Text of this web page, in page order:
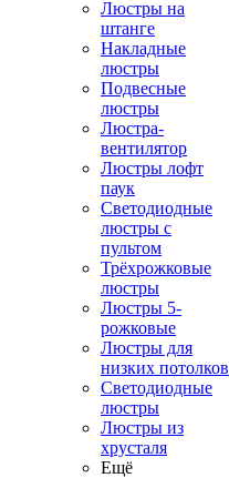
Люстры на
штанге
Накладные
люстры
Подвесные
люстры
Люстра-
вентилятор
Люстры лофт
паук
Светодиодные
люстры с
пультом
Трёхрожковые
люстры
Люстры 5-
рожковые
Люстры для
низких потолков
Cветодиодные
люстры
Люстры из
хрусталя
Ещё